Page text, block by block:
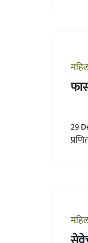
29